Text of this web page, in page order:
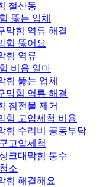
철산동
뚫는 업체
막힘 역류 해결
힘 뚫어요
힘 역류
비용 얼마
힘 뚫는 업체
막힘 역류 해결
침전물 제거
힘 고압세척 비용
힘 수리비 공동부담
고압세척
크대막힘 통수
소
힘 해결해요